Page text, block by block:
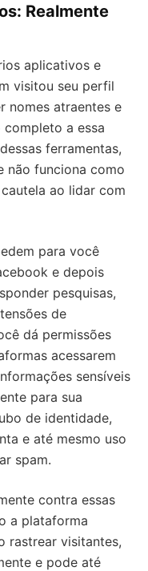
Realmente
aplicativos e
visitou seu perfil
nomes atraentes e
completo a essa
ferramentas,
não funciona como
ao lidar com
para você
e depois
pesquisas,
de
dá permissões
acessarem
sensíveis
para sua
de identidade,
e até mesmo uso
spam.
contra essas
a plataforma
rastrear visitantes,
e pode até